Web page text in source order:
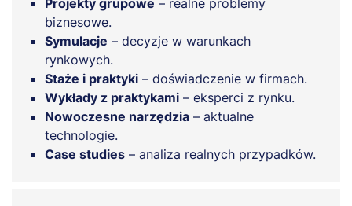
biznesowe.
Symulacje – decyzje w warunkach
rynkowych.
Staże i praktyki – doświadczenie w firmach.
Wykłady z praktykami – eksperci z rynku.
Nowoczesne narzędzia – aktualne
technologie.
Case studies – analiza realnych przypadków.